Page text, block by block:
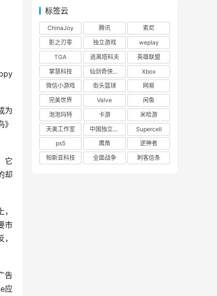
为
它
却
市
告
应
标签云
ChinaJoy 腾讯
索尼
影之刃零
独立游戏
weplay
TGA
逃离塔科夫
英雄联盟
掌慧科技
仙剑奇侠传四
Xbox
微信小游戏
街头篮球
网易
完美世界
Valve
闲鱼
泡泡玛特
卡游
米哈游
天美工作室
中国独立游戏联盟
Supercell
ps5
鹰角
逆神者
帕斯亚科技
全面战争 刺客信条